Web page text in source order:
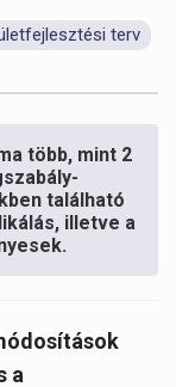
terv
több, mint 2
található
illetve a
a